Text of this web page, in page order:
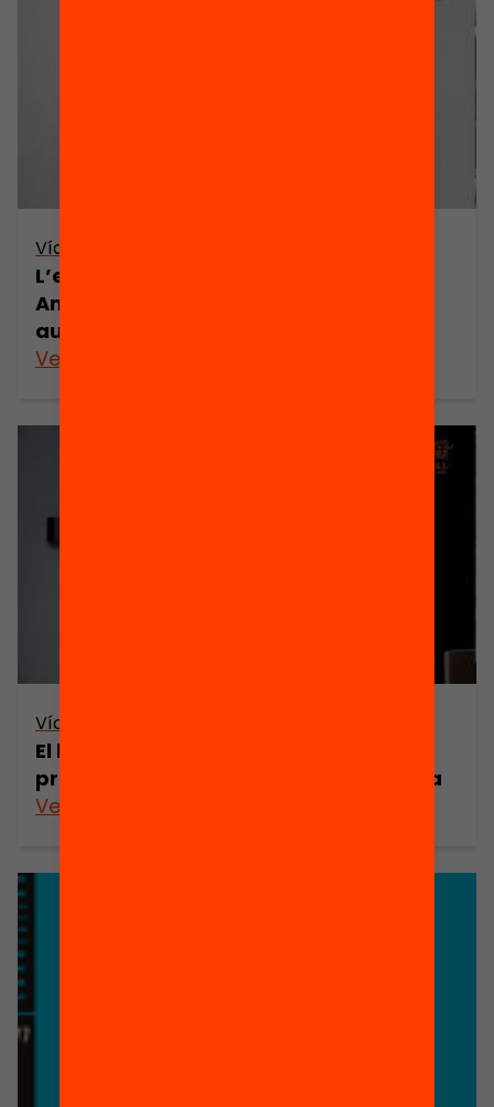
Vídeo
L’estat de l’educació a Catalunya.
Anuari 2011 explicat pels seus autors i
autores
Veure’n més
Vídeo
El benestar als centres i en el
professorat de l’educació a Catalunya
Veure’n més